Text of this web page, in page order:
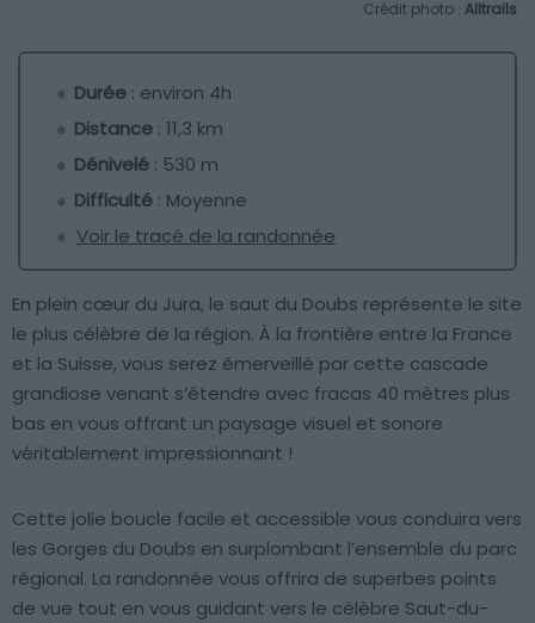
Crédit photo : Alltrails
Durée : environ 4h
Distance : 11,3 km
Dénivelé : 530 m
Difficulté : Moyenne
Voir le tracé de la randonnée
En plein cœur du Jura, le saut du Doubs représente le site
le plus célèbre de la région. À la frontière entre la France
et la Suisse, vous serez émerveillé par cette cascade
grandiose venant s’étendre avec fracas 40 mètres plus
bas en vous offrant un paysage visuel et sonore
véritablement impressionnant !
Cette jolie boucle facile et accessible vous conduira vers
les Gorges du Doubs en surplombant l’ensemble du parc
régional. La randonnée vous offrira de superbes points
de vue tout en vous guidant vers le célèbre Saut-du-